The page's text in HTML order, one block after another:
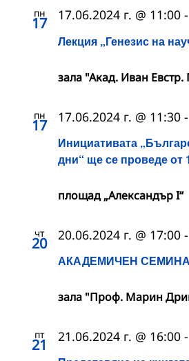
пн
17
Лекция „Генезис на
17.06.2024 г. @ 11:00 -
зала "Акад. Иван
пн
17
Инициативата
дни“ ще се проведе от
17.06.2024 г. @ 11:30 -
площад „Александър I“
чт
20
АКАДЕМИЧЕН
20.06.2024 г. @ 17:00 -
зала "Проф. Марин
пт
21 21.06.2024 г. @ 16:00 -